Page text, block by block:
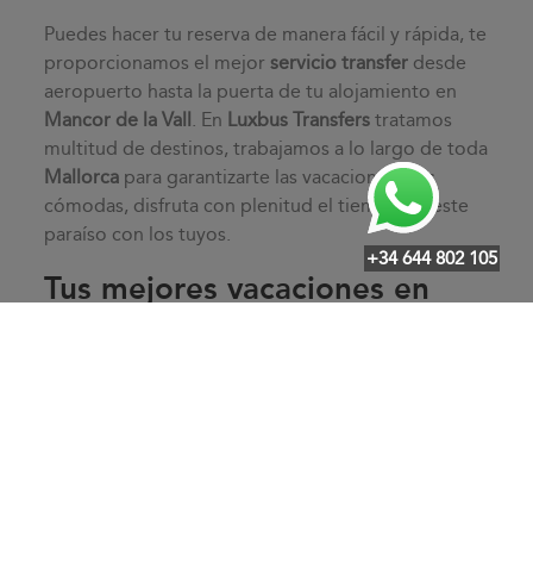
+34 644 802 105
Puedes hacer tu reserva de manera fácil y rápida, te
proporcionamos el mejorservicio transfer desde
aeropuerto hasta la puerta de tu alojamiento en
Mancor de la Vall . En Luxbus Transfers tratamos
multitud de destinos, trabajamos a lo largo de toda
Mallorca para garantizarte las vacaciones más
cómodas, disfruta con plenitud el tiempo en este
paraíso con los tuyos.
Tus mejores vacaciones en